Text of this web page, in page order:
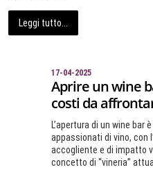
Leggi tutto...
17-04-2025
Aprire un wine
costi da
L’apertura di un wine bar
appassionati di vino, con
accogliente e di impatto
concetto di “vineria”